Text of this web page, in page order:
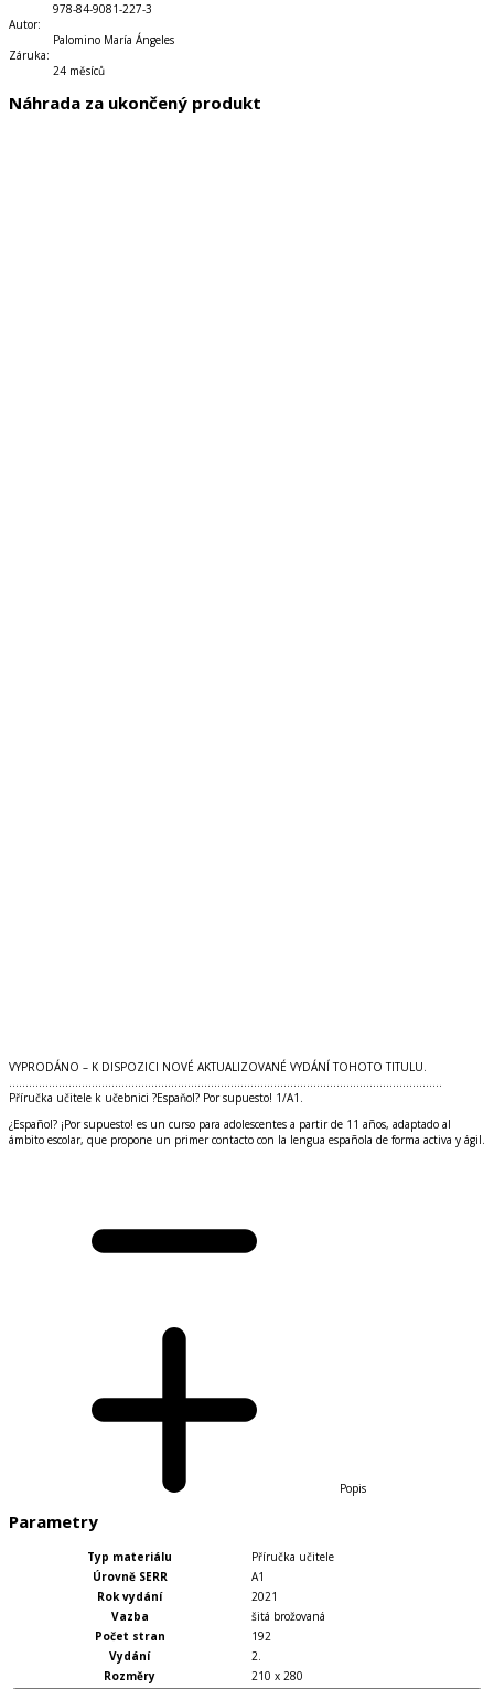
978-84-9081-227-3
Autor:
Palomino María Ángeles
Záruka:
24 měsíců
Náhrada za ukončený produkt
VYPRODÁNO – K DISPOZICI NOVÉ AKTUALIZOVANÉ VYDÁNÍ TOHOTO TITULU.
...................................................................................................................................
Příručka učitele k učebnici ?Espaňol? Por supuesto! 1/A1.
¿Español? ¡Por supuesto! es un curso para adolescentes a partir de 11 años, adaptado al
ámbito escolar, que propone un primer contacto con la lengua española de forma activa y ágil.
Popis
Parametry
Typ materiálu
Příručka učitele
Úrovně SERR
A1
Rok vydání
2021
Vazba
šitá brožovaná
Počet stran
192
Vydání
2.
Rozměry
210 x 280